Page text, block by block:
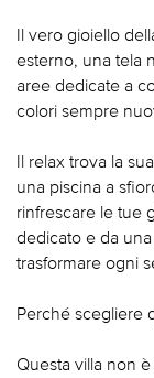
Il vero gioiello
esterno, una tela
aree dedicate a
colori sempre
Il relax trova la
una piscina a
rinfrescare le tue
dedicato e da
trasformare ogni
Perché scegliere
Questa villa non